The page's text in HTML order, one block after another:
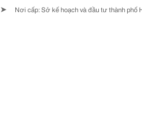
➤ Nơi cấp: Sở kế hoạch và đầu tư thành phố